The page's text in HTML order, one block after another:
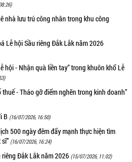
nhà lưu trú công nhân trong khu công
Lễ hội Sầu riêng Đắk Lắk năm 2026
hội - Nhận quà liền tay” trong khuôn khổ Lễ
- Tháo gỡ điểm nghẽn trong kinh doanh”
B (16/07/2026, 16:50)
500 ngày đêm đẩy mạnh thực hiện tìm
(16/07/2026, 16:24)
Đắk Lắk năm 2026 (15/07/2026, 11:02)